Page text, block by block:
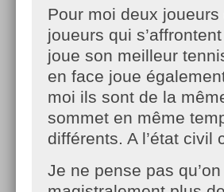
Pour moi deux
joueurs qui
joue son meilleur
en face joue
moi ils sont de la
sommet en même
différents. A l’état civil
Je ne pense pas